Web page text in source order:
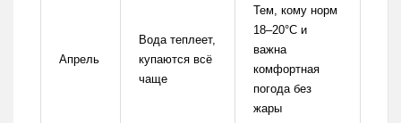
Апрель
Вода теплеет,
купаются всё
чаще
Тем, кому норм
18–20°C и
важна
комфортная
погода без
жары